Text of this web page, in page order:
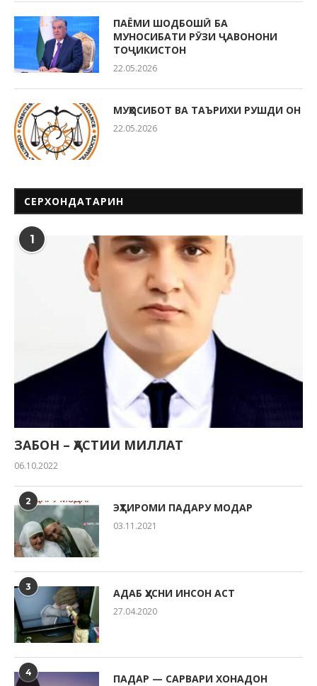
ПАЁМИ ШОДБОШӢ БА
МУНОСИБАТИ РӮЗИ ҶАВОНОНИ
ТОҶИКИСТОН
22.05.2026
МУҲОСИБОТ ВА ТАЪРИХИ РУШДИ ОН
22.05.2026
СЕРХОНДАТАРИН
1
ЗАБОН – ҲАСТИИ МИЛЛАТ
06.10.2022
2 ЭҲТИРОМИ ПАДАРУ МОДАР
03.11.2021
3 АДАБ ҲУСНИ ИНСОН АСТ
27.04.2020
4 ПАДАР — САРВАРИ ХОНАДОН